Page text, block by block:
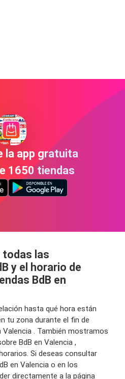
la app gratuita
1650 tiendas
las
y el horario de
BdB en
hasta qué hora están
tu zona durante el fin de
. También mostramos
BdB en Valencia ,
Si deseas consultar
en Valencia o en los
directamente a la página